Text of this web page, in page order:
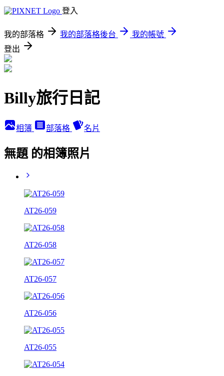
登入
我的部落格 我的部落格後台
我的帳號
登出
Billy旅行日記
相簿 部落格 名片
無題 的相簿照片
AT26-059
AT26-058
AT26-057
AT26-056
AT26-055